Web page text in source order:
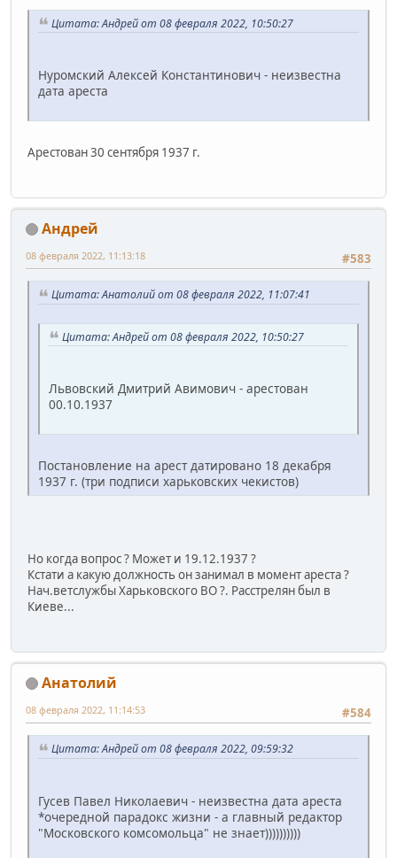
Цитата: Андрей от 08 февраля 2022, 10:50:27
Нуромский Алексей Константинович - неизвестна
дата ареста
Арестован 30 сентября 1937 г.
Андрей
#583
08 февраля 2022, 11:13:18
Цитата: Анатолий от 08 февраля 2022, 11:07:41
Цитата: Андрей от 08 февраля 2022, 10:50:27
Львовский Дмитрий Авимович - арестован
00.10.1937
Постановление на арест датировано 18 декабря
1937 г. (три подписи харьковских чекистов)
Но когда вопрос ? Может и 19.12.1937 ?
Кстати а какую должность он занимал в момент ареста ?
Нач.ветслужбы Харьковского ВО ?. Расстрелян был в
Киеве...
Анатолий
#584
08 февраля 2022, 11:14:53
Цитата: Андрей от 08 февраля 2022, 09:59:32
Гусев Павел Николаевич - неизвестна дата ареста
*очередной парадокс жизни - а главный редактор
"Московского комсомольца" не знает))))))))))